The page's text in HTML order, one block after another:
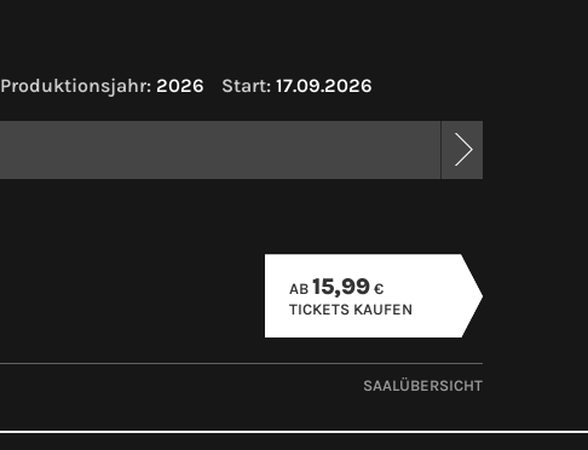
Produktionsjahr: 2026 Start: 17.09.2026
AB 15,99€
TICKETS KAUFEN
SAALÜBERSICHT